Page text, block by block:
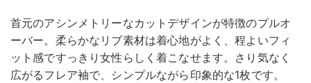
首元のアシンメトリーなカットデザインが特徴のプルオ
ーバー。柔らかなリブ素材は着心地がよく、程よいフィ
ット感ですっきり女性らしく着こなせます。さり気なく
広がるフレア袖で、シンプルながら印象的な1枚です。